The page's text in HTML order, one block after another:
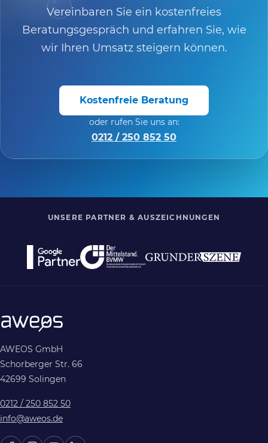
Vereinbaren Sie ein kostenfreies
Beratungsgespräch und erfahren Sie, wie
wir Ihren Umsatz steigern können.
Kostenfreie Beratung
oder rufen Sie uns an:
0212 / 250 852 50
UNSERE PARTNER & AUSZEICHNUNGEN
AWEOS GmbH
Schorberger Str. 66
42699 Solingen
0212 / 250 852 50
info@aweos.de